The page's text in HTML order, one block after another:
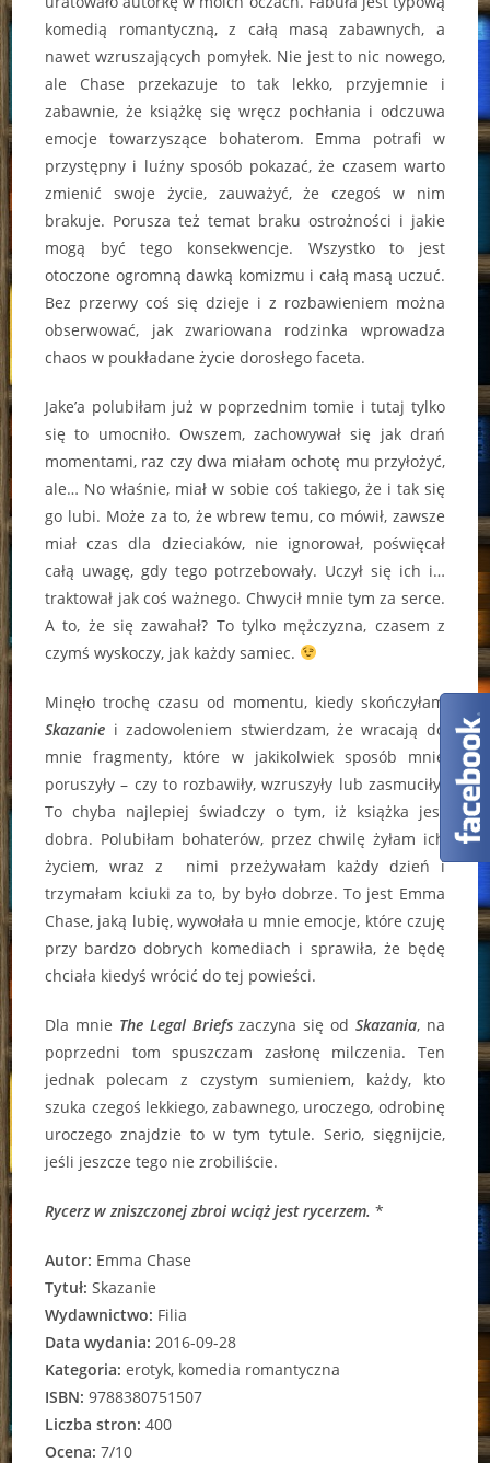
komedią romantyczną, z całą masą zabawnych, a
nawet wzruszających pomyłek. Nie jest to nic nowego,
ale Chase przekazuje to tak lekko, przyjemnie i
zabawnie, że książkę się wręcz pochłania i odczuwa
emocje towarzyszące bohaterom. Emma potrafi w
przystępny i luźny sposób pokazać, że czasem warto
zmienić swoje życie, zauważyć, że czegoś w nim
brakuje. Porusza też temat braku ostrożności i jakie
mogą być tego konsekwencje. Wszystko to jest
otoczone ogromną dawką komizmu i całą masą uczuć.
Bez przerwy coś się dzieje i z rozbawieniem można
obserwować, jak zwariowana rodzinka wprowadza
chaos w poukładane życie dorosłego faceta.
Jake’a polubiłam już w poprzednim tomie i tutaj tylko
się to umocniło. Owszem, zachowywał się jak drań
momentami, raz czy dwa miałam ochotę mu przyłożyć,
ale… No właśnie, miał w sobie coś takiego, że i tak się
go lubi. Może za to, że wbrew temu, co mówił, zawsze
miał czas dla dzieciaków, nie ignorował, poświęcał
całą uwagę, gdy tego potrzebowały. Uczył się ich i…
traktował jak coś ważnego. Chwycił mnie tym za serce.
A to, że się zawahał? To tylko mężczyzna, czasem z
czymś wyskoczy, jak każdy samiec.
Minęło trochę czasu od momentu, kiedy skończyłam
Skazanie i zadowoleniem stwierdzam, że wracają do
mnie fragmenty, które w jakikolwiek sposób mnie
poruszyły – czy to rozbawiły, wzruszyły lub zasmuciły.
To chyba najlepiej świadczy o tym, iż książka jest
dobra. Polubiłam bohaterów, przez chwilę żyłam ich
życiem, wraz z nimi przeżywałam każdy dzień i
trzymałam kciuki za to, by było dobrze. To jest Emma
Chase, jaką lubię, wywołała u mnie emocje, które czuję
przy bardzo dobrych komediach i sprawiła, że będę
chciała kiedyś wrócić do tej powieści.
Dla mnie The Legal Briefszaczyna się od Skazania, na
poprzedni tom spuszczam zasłonę milczenia. Ten
jednak polecam z czystym sumieniem, każdy, kto
szuka czegoś lekkiego, zabawnego, uroczego, odrobinę
uroczego znajdzie to w tym tytule. Serio, sięgnijcie,
jeśli jeszcze tego nie zrobiliście.
Rycerz w zniszczonej zbroi wciąż jest rycerzem. *
Autor: Emma Chase
Tytuł: Skazanie
Wydawnictwo: Filia
Data wydania: 2016-09-28
Kategoria: erotyk, komedia romantyczna
ISBN: 9788380751507
Liczba stron: 400
Ocena: 7/10